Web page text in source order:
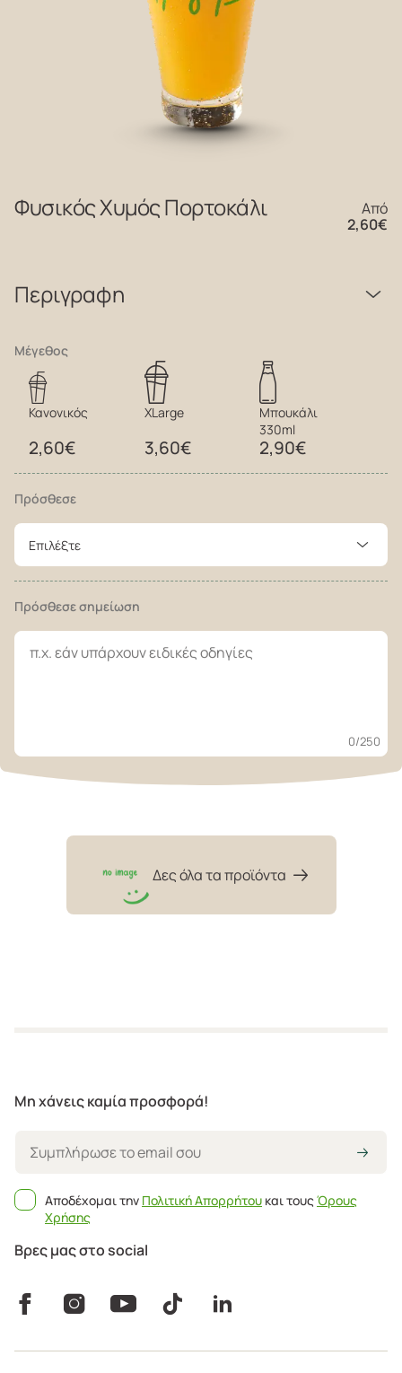
Φυσικός Χυμός Πορτοκάλι
Από
2,60€
Περιγραφη
Μέγεθος
Κανονικός
2,60€
XLarge
3,60€
Μπουκάλι
330ml
2,90€
Πρόσθεσε
Επιλέξτε
Πρόσθεσε σημείωση
0/250
Δες όλα τα προϊόντα
Μη χάνεις καμία προσφορά!
Αποδέχομαι την Πολιτική Απορρήτου και τουςΌρους
Χρήσης
Βρες μας στο social